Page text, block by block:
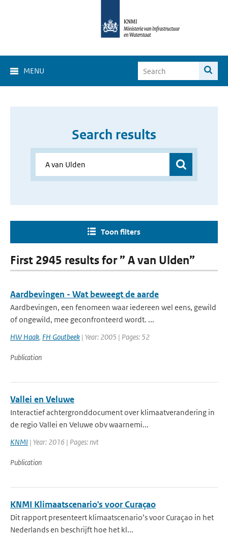
MENU
Search results
Toon filters
First 2945 results for ” A van Ulden”
Aardbevingen - Wat beweegt de aarde
Aardbevingen, een fenomeen waar iedereen wel eens, gewild
of ongewild, mee geconfronteerd wordt. ...
HW Haak, FH Goutbeek | Year: 2005 | Pages: 52
Publication
Vallei en Veluwe
Interactief achtergronddocument over klimaatverandering in
de regio Vallei en Veluwe obv waarnemi...
KNMI | Year: 2016 | Pages: nvt
Publication
KNMI Klimaatscenario's voor Curaçao
Dit rapport presenteert klimaatscenario’s voor Curaçao in het
Nederlands en beschrijft hoe het kl...